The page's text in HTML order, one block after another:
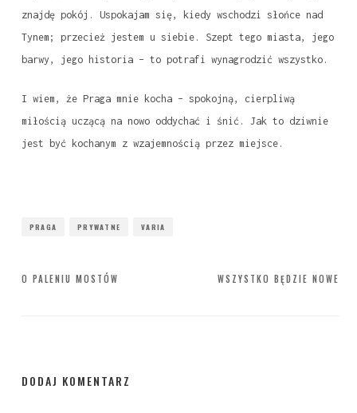
znajdę pokój. Uspokajam się, kiedy wschodzi słońce nad
Tynem; przecież jestem u siebie. Szept tego miasta, jego
barwy, jego historia – to potrafi wynagrodzić wszystko.
I wiem, że Praga mnie kocha – spokojną, cierpliwą
miłością uczącą na nowo oddychać i śnić. Jak to dziwnie
jest być kochanym z wzajemnością przez miejsce.
PRAGA PRYWATNE VARIA
Nawigacja
WSZYSTKO BĘDZIE NOWE
O PALENIU MOSTÓW
DODAJ KOMENTARZ